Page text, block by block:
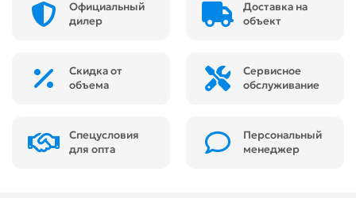
Официальный
дилер
Доставка на
объект
Скидка от
объема
Сервисное
обслуживание
Спецусловия
для опта
Персональный
менеджер